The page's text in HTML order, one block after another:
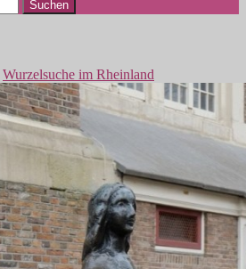
Wurzelsuche im Rheinland